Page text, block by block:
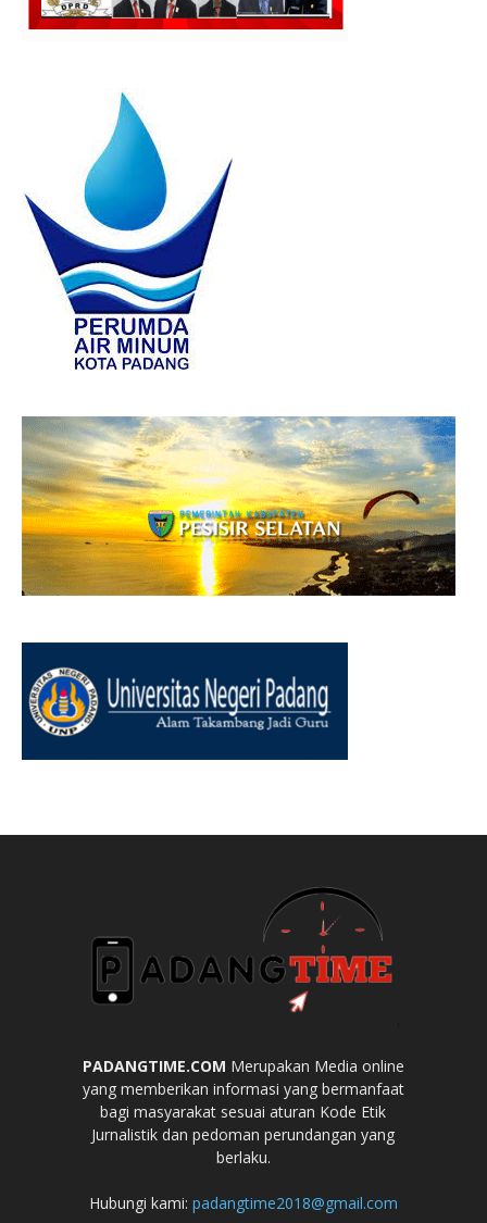
PADANGTIME.COM Merupakan Media online
yang memberikan informasi yang bermanfaat
bagi masyarakat sesuai aturan Kode Etik
Jurnalistik dan pedoman perundangan yang
berlaku.
Hubungi kami: padangtime2018@gmail.com